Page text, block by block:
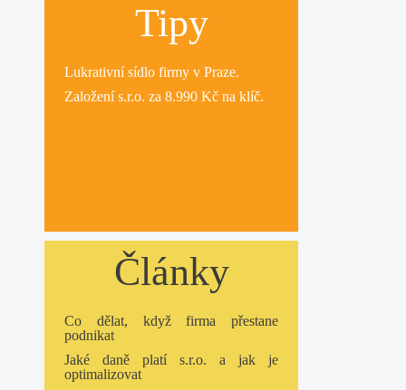
Tipy
Lukrativnísídlo firmy v Praze.
Založení s.r.o. za 8.990 Kč na klíč.
Články
Co dělat, když firma přestane
podnikat
Jaké daně platí s.r.o. a jak je
optimalizovat